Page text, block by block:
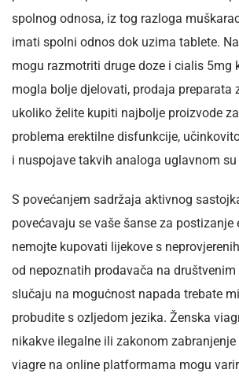
spolnog odnosa, iz tog razloga
imati spolni odnos dok uzima tablete.
mogu razmotriti druge doze i cialis 5mg
mogla bolje djelovati, prodaja preparata
ukoliko želite kupiti najbolje proizvode
problema erektilne disfunkcije,
i nuspojave takvih analoga uglavnom su
S povećanjem sadržaja aktivnog
povećavaju se vaše šanse za postizanje
nemojte kupovati lijekove s
od nepoznatih prodavača na
slučaju na mogućnost napada trebate
probudite s ozljedom jezika. Ženska
nikakve ilegalne ili zakonom
viagre na online platformama mogu